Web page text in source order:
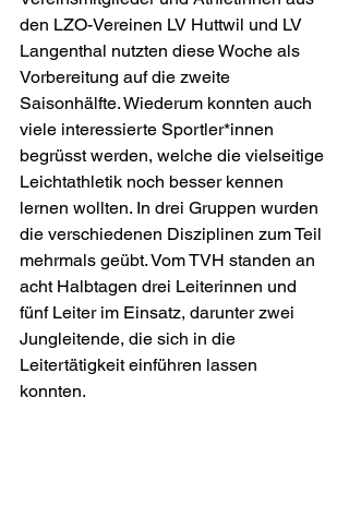
den LZO-Vereinen LV Huttwil und LV
Langenthal nutzten diese Woche als
Vorbereitung auf die zweite
Saisonhälfte. Wiederum konnten auch
viele interessierte Sportler*innen
begrüsst werden, welche die vielseitige
Leichtathletik noch besser kennen
lernen wollten. In drei Gruppen wurden
die verschiedenen Disziplinen zum Teil
mehrmals geübt. Vom TVH standen an
acht Halbtagen drei Leiterinnen und
fünf Leiter im Einsatz, darunter zwei
Jungleitende, die sich in die
Leitertätigkeit einführen lassen
konnten.